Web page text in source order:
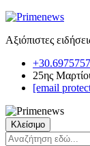
Αξιόπιστες
25ης
[email
Κλείσιμο